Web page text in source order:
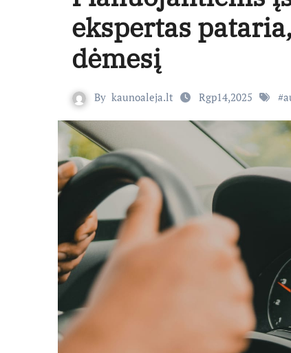
ekspertas
dėmesį
By kaunoaleja.lt Rgp14,2025 #